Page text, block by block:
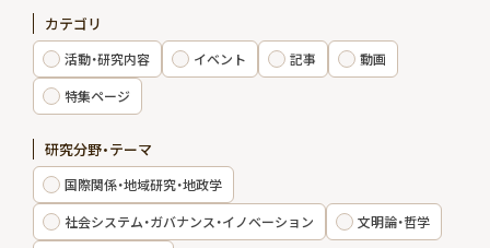
記事
動画
特集ページ
エキスパート
カテゴリ
活動・研究内容 イベント 記事
動画
特集ページ
研究分野・テーマ
国際関係・地域研究・地政学
社会システム・ガバナンス・イノベーション
文明論・哲学